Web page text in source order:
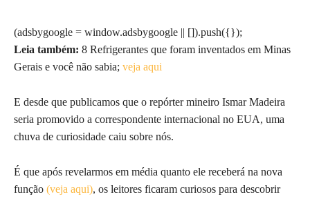
(adsbygoogle = window.adsbygoogle || []).push({});
Leia também: 8 Refrigerantes que foram inventados em Minas
Gerais e você não sabia; veja aqui
E desde que publicamos que o repórter mineiro Ismar Madeira
seria promovido a correspondente internacional no EUA, uma
chuva de curiosidade caiu sobre nós.
É que após revelarmos em média quanto ele receberá na nova
função (veja aqui), os leitores ficaram curiosos para descobrir